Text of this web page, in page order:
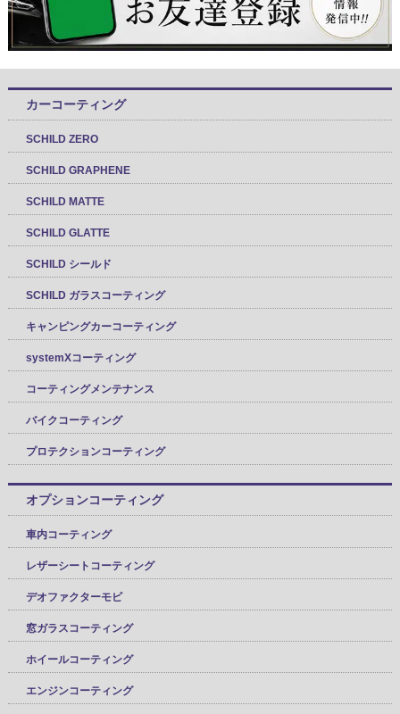
カーコーティング
SCHILD ZERO
SCHILD GRAPHENE
SCHILD MATTE
SCHILD GLATTE
SCHILD シールド
SCHILD ガラスコーティング
キャンピングカーコーティング
systemXコーティング
コーティングメンテナンス
バイクコーティング
プロテクションコーティング
オプションコーティング
車内コーティング
レザーシートコーティング
デオファクターモビ
窓ガラスコーティング
ホイールコーティング
エンジンコーティング